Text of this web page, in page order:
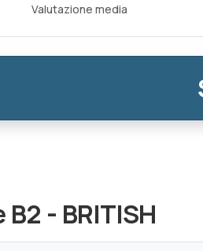
Valutazione media
- BRITISH